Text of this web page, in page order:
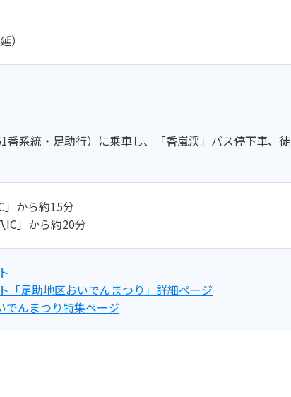
）
番系統・足助行）に乗車し、「香嵐渓」バス停下車、徒
から約15分
」から約20分
「足助地区おいでんまつり」詳細ページ
でんまつり特集ページ